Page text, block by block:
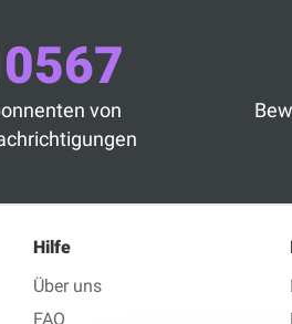
von
Hilfe
Über uns
FAQ